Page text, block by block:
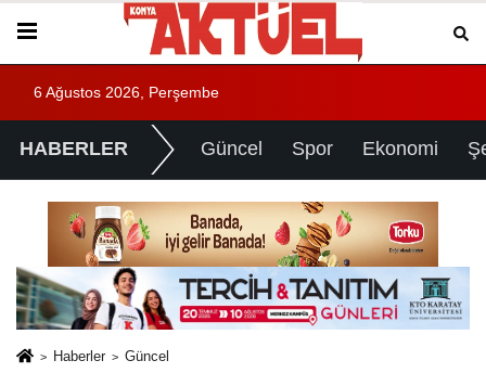
6 Ağustos 2026, Perşembe
HABERLER Güncel Spor Ekonomi
Haberler Güncel